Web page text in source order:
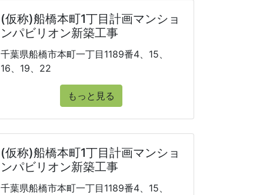
(仮称)船橋本町1丁目計画マンショ
ンパビリオン新築工事
千葉県船橋市本町一丁目1189番4、15、
16、19、22
もっと見る
(仮称)船橋本町1丁目計画マンショ
ンパビリオン新築工事
千葉県船橋市本町一丁目1189番4、15、